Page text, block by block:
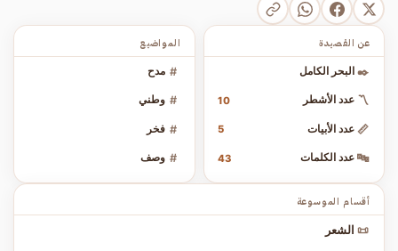
المواضيع
# مدح
# وطني
# فخر
# وصف
عن القصيدة
✒️ البحر الكامل
〽️ عدد الأشطر 10
📏 عدد الأبيات 5
🔤 عدد الكلمات 43
أقسام الموسوعة
📜 الشعر